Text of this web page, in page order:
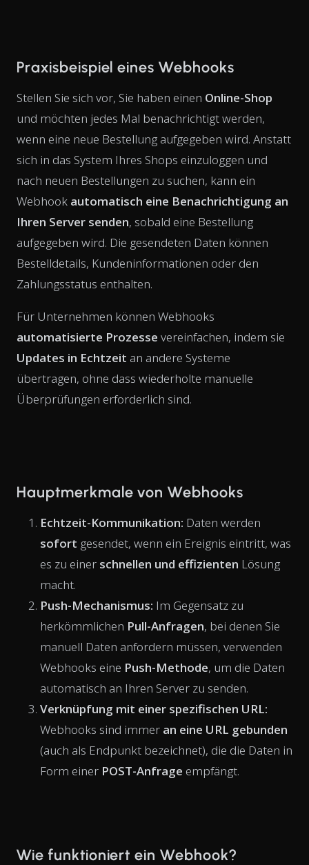
Praxisbeispiel eines Webhooks
Stellen Sie sich vor, Sie haben einen Online-Shop
und möchten jedes Mal benachrichtigt werden,
wenn eine neue Bestellung aufgegeben wird. Anstatt
sich in das System Ihres Shops einzuloggen und
nach neuen Bestellungen zu suchen, kann ein
Webhook automatisch eine Benachrichtigung an
Ihren Server senden, sobald eine Bestellung
aufgegeben wird. Die gesendeten Daten können
Bestelldetails, Kundeninformationen oder den
Zahlungsstatus enthalten.
Für Unternehmen können Webhooks
automatisierte Prozesse vereinfachen, indem sie
Updates in Echtzeit an andere Systeme
übertragen, ohne dass wiederholte manuelle
Überprüfungen erforderlich sind.
Hauptmerkmale von Webhooks
Echtzeit-Kommunikation: Daten werden
sofort gesendet, wenn ein Ereignis eintritt, was
es zu einer schnellen und effizienten Lösung
macht.
Push-Mechanismus: Im Gegensatz zu
herkömmlichen Pull-Anfragen, bei denen Sie
manuell Daten anfordern müssen, verwenden
Webhooks eine Push-Methode, um die Daten
automatisch an Ihren Server zu senden.
Verknüpfung mit einer spezifischen URL:
Webhooks sind immer an eine URL gebunden
(auch als Endpunkt bezeichnet), die die Daten in
Form einer POST-Anfrage empfängt.
Wie funktioniert ein Webhook?